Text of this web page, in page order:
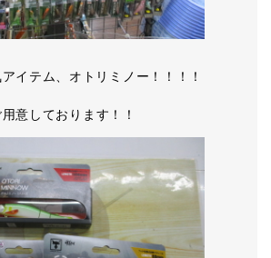
イテム、オトリミノー！！！！
用意しております！！